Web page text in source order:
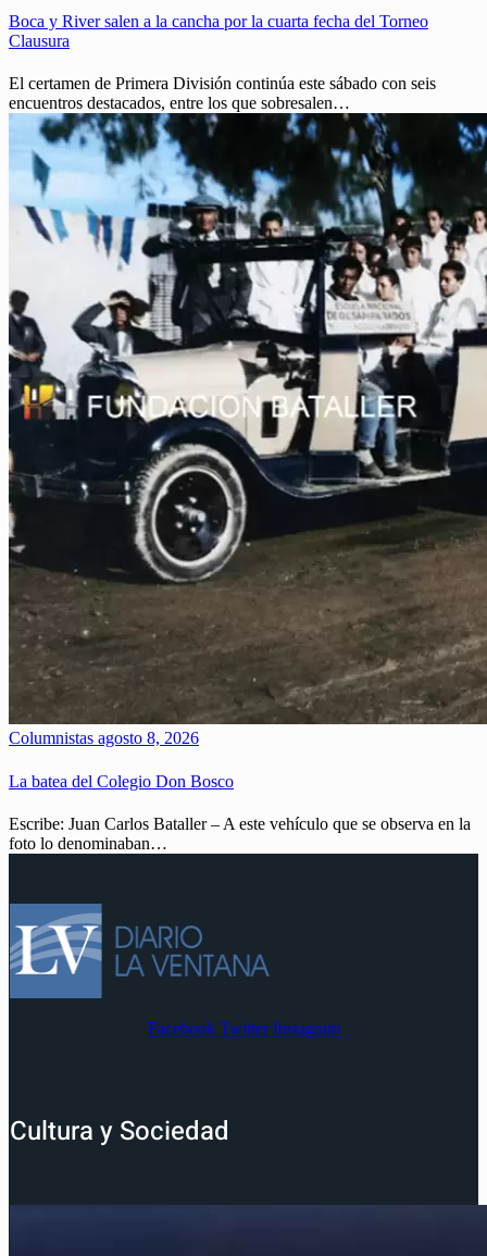
Boca y River salen a la cancha por la cuarta fecha del Torneo
Clausura
El certamen de Primera División continúa este sábado con seis
encuentros destacados, entre los que sobresalen…
Columnistas agosto 8, 2026
La batea del Colegio Don Bosco
Escribe: Juan Carlos Bataller – A este vehículo que se observa en la
foto lo denominaban…
Facebook Twitter Instagram
Cultura y Sociedad